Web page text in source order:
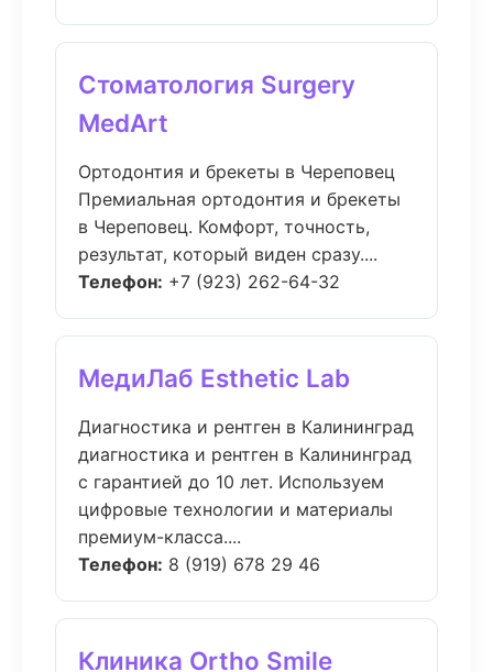
Стоматология Surgery
MedArt
Ортодонтия и брекеты в Череповец
Премиальная ортодонтия и брекеты
в Череповец. Комфорт, точность,
результат, который виден сразу....
Телефон: +7 (923) 262-64-32
МедиЛаб Esthetic Lab
Диагностика и рентген в Калининград
диагностика и рентген в Калининград
с гарантией до 10 лет. Используем
цифровые технологии и материалы
премиум-класса....
Телефон: 8 (919) 678 29 46
Клиника Ortho Smile